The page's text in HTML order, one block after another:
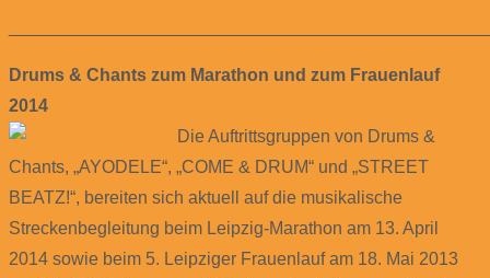
Drums & Chants zum Marathon und zum Frauenlauf
2014
Die Auftrittsgruppen von Drums &
Chants, „AYODELE“, „COME & DRUM“ und „STREET
BEATZ!“, bereiten sich aktuell auf die musikalische
Streckenbegleitung beim Leipzig-Marathon am 13. April
2014 sowie beim 5. Leipziger Frauenlauf am 18. Mai 2013